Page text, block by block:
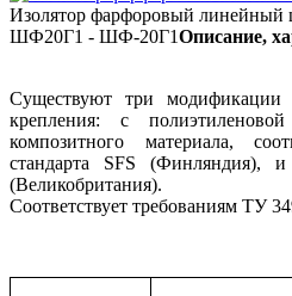
Изолятор фарфоровый линейный
ШФ20Г1 - ШФ-20Г1Описание,
Существуют три модификации
крепления: с
композитного материала,
стандарта SFS (Финляндия),
(Великобритания).
Соответствует требованиям ТУ